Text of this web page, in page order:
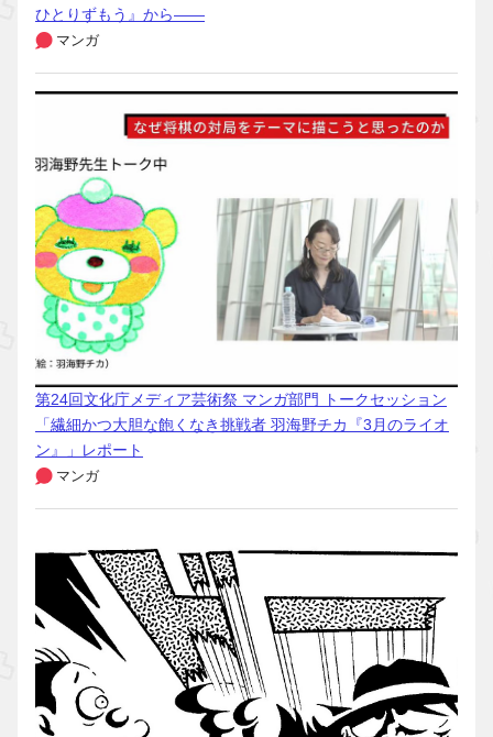
ひとりずもう』から――
マンガ
第24回文化庁メディア芸術祭 マンガ部門 トークセッション
「繊細かつ大胆な飽くなき挑戦者 羽海野チカ『3月のライオ
ン』」レポート
マンガ